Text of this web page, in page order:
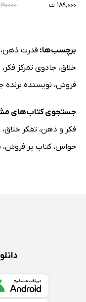
۱۸۹,۰۰۰ ت
۱۹۰۰۰۰
برچسب‌ها: قدرت ذهن
خلاق، جادوی تمرکز فکر ،
فروش، نویسنده برنده
جستجوی کتاب‌های
فکر و ذهن، تفکر خلاق،
حواس،کتاب پر فروش،